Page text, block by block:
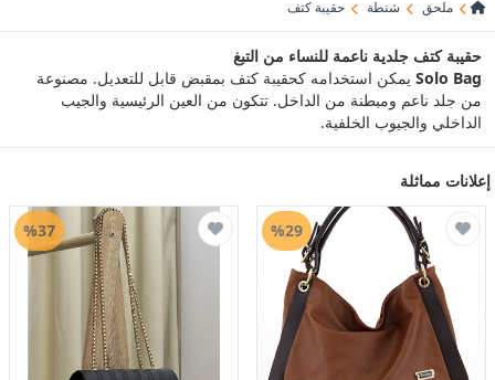
ملحق شنطة حقيبة كتف
حقيبة كتف جلدية ناعمة للنساء من التبغ
Solo Bag يمكن استخدامه كحقيبة كتف بمقبض قابل للتعديل. مصنوعة
من جلد ناعم ومبطنة من الداخل. تتكون من العين الرئيسية والجيب
الداخلي والجيوب الخلفية.
إعلانات مماثلة
%29
%37